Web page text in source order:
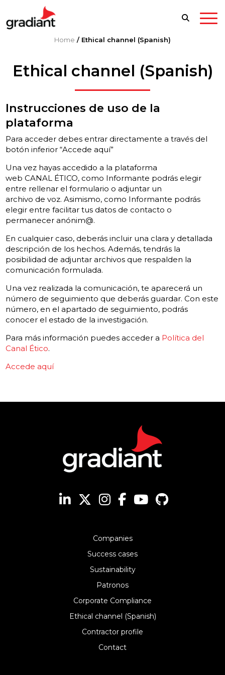
Home / Ethical channel (Spanish)
Ethical channel (Spanish)
Instrucciones de uso de la
plataforma
Para acceder debes entrar directamente a través del
botón inferior “Accede aquí”
Una vez hayas accedido a la plataforma
web CANAL ÉTICO, como Informante podrás elegir
entre rellenar el formulario o adjuntar un
archivo de voz. Asimismo, como Informante podrás
elegir entre facilitar tus datos de contacto o
permanecer anónim@.
En cualquier caso, deberás incluir una clara y detallada
descripción de los hechos. Además, tendrás la
posibilidad de adjuntar archivos que respalden la
comunicación formulada.
Una vez realizada la comunicación, te aparecerá un
número de seguimiento que deberás guardar. Con este
número, en el apartado de seguimiento, podrás
conocer el estado de la investigación.
Para más información puedes acceder a Política del
Canal Ético.
Accede aquí
Companies
Success cases
Sustainability
Patronos
Corporate Compliance
Ethical channel (Spanish)
Contractor profile
Contact